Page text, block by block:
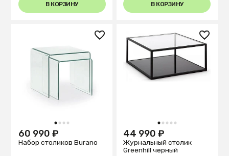
В КОРЗИНУ В КОРЗИНУ
1 2 3 4
60 990 ₽
Набор столиков Burano
1 2 3 4 5
44 990 ₽
Журнальный столик
Greenhill черный